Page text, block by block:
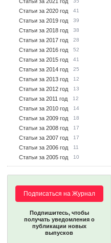
Статьи за 2020 год 41
Статьи за 2019 год 39
Статьи за 2018 год 38
Статьи за 2017 год 28
Статьи за 2016 год 52
Статьи за 2015 год 41
Статьи за 2014 год 25
Статьи за 2013 год 12
Статьи за 2012 год 13
Статьи за 2011 год 12
Статьи за 2010 год 14
Статьи за 2009 год 18
Статьи за 2008 год 17
Статьи за 2007 год 17
Статьи за 2006 год 11
Статьи за 2005 год 10
Подписаться на Журнал
Подпишитесь, чтобы
получать уведомления о
публикации новых
выпусков